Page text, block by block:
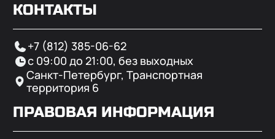
КОНТАКТЫ
+7 (812) 385-06-62
с 09:00 до 21:00, без выходных
Санкт-Петербург, Транспортная
территория 6
ПРАВОВАЯ ИНФОРМАЦИЯ